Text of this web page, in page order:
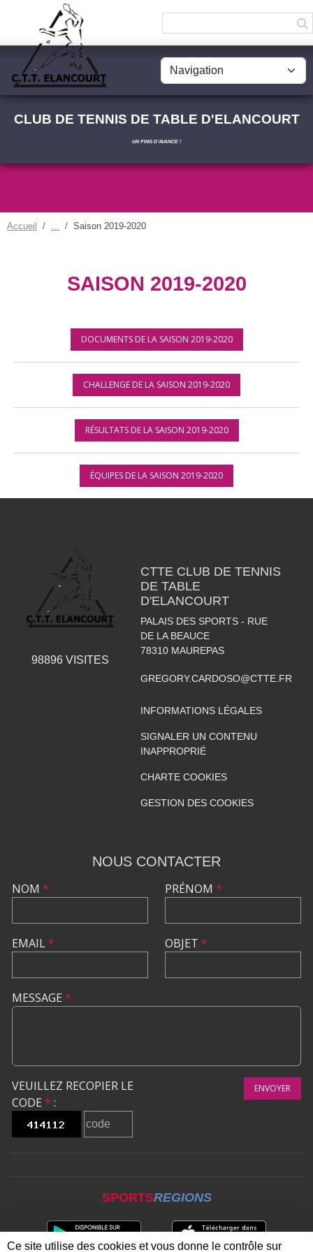
CLUB DE TENNIS DE TABLE D'ELANCOURT
UN PING D'AVANCE !
Accueil Saison 2019-2020
SAISON 2019-2020
DOCUMENTS DE LA SAISON 2019-2020
CHALLENGE DE LA SAISON 2019-2020
RÉSULTATS DE LA SAISON 2019-2020
ÉQUIPES DE LA SAISON 2019-2020
98896VISITES
CTTE CLUB DE TENNIS
DE TABLE
D'ELANCOURT
PALAIS DES SPORTS - RUE
DE LA BEAUCE
78310 MAUREPAS
GREGORY.CARDOSO@CTTE.FR
INFORMATIONS LÉGALES
SIGNALER UN CONTENU
INAPPROPRIÉ
CHARTE COOKIES
GESTION DES COOKIES
NOUS CONTACTER
NOM *
EMAIL*
PRÉNOM *
OBJET *
MESSAGE *
VEUILLEZ RECOPIER LE
CODE * :
ENVOYER
SPORTSREGIONS
Panneau de gestion des cookies
Ce site utilise des cookies et vous donne le contrôle sur